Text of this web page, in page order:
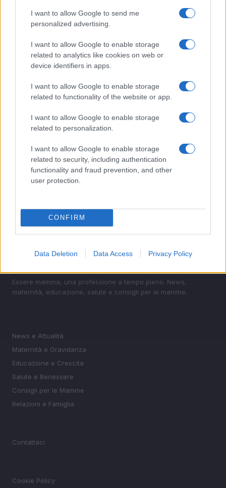
I want to allow Google to send me
personalized advertising.
I want to allow Google to enable storage
related to analytics like cookies on web or
device identifiers in apps.
I want to allow Google to enable storage
related to functionality of the website or app.
I want to allow Google to enable storage
related to personalization.
I want to allow Google to enable storage
related to security, including authentication
functionality and fraud prevention, and other
user protection.
CONFIRM
Data Deletion Data Access Privacy Policy
Diritti delle lavoratrici in gravidanza: guida completa e
aggiornata
Aiuti famiglie: tutto quello che devi sapere sui supporti
disponibili
La salute mentale delle mamme: perché è importante
parlarne
Requisiti e Stipendi per Baby Sitter in Italia: La Guida
Completa
Scopri il Dyson V15 Detect Absolute: l’aspirapolvere
innovativo per la tua casa
Essere mamma, una professione a tempo pieno. News,
maternità, educazione, salute e consigli per le mamme.
News e Attualità
Maternità e Gravidanza
Educazione e Crescita
Salute e Benessere
Consigli per le Mamme
Relazioni e Famiglia
Contattaci
Cookie Policy